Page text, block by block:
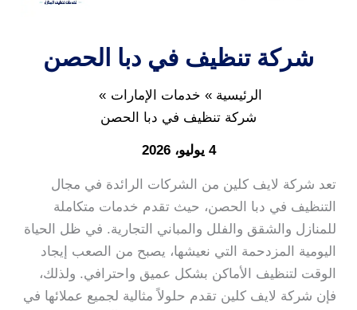
شركة تنظيف في دبا الحصن
الرئيسية
خدمات الإمارات
شركة تنظيف في دبا الحصن
4 يوليو، 2026
تعد شركة لايف كلين من الشركات الرائدة في مجال
التنظيف في دبا الحصن، حيث تقدم خدمات متكاملة
للمنازل والشقق والفلل والمباني التجارية. في ظل الحياة
اليومية المزدحمة التي نعيشها، يصبح من الصعب إيجاد
الوقت لتنظيف الأماكن بشكل عميق واحترافي. ولذلك،
فإن شركة لايف كلين تقدم حلولاً مثالية لجميع عملائها في